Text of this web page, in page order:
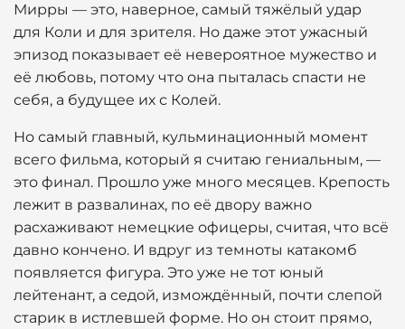
Мирры — это, наверное, самый тяжёлый удар
для Коли и для зрителя. Но даже этот ужасный
эпизод показывает её невероятное мужество и
её любовь, потому что она пыталась спасти не
себя, а будущее их с Колей.
Но самый главный, кульминационный момент
всего фильма, который я считаю гениальным, —
это финал. Прошло уже много месяцев. Крепость
лежит в развалинах, по её двору важно
расхаживают немецкие офицеры, считая, что всё
давно кончено. И вдруг из темноты катакомб
появляется фигура. Это уже не тот юный
лейтенант, а седой, измождённый, почти слепой
старик в истлевшей форме. Но он стоит прямо,